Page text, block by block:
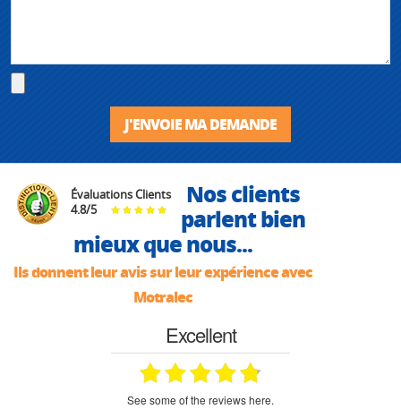
J'ENVOIE MA DEMANDE
Évaluations Clients
4.8/5
Nos clients
parlent bien
mieux que nous...
Ils donnent leur avis sur leur expérience avec
Motralec
Excellent
see some of the reviews here.